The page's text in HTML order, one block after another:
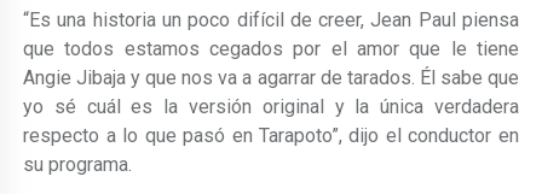
“Es una historia un poco difícil de creer, Jean Paul piensa
que todos estamos cegados por el amor que le tiene
Angie Jibaja y que nos va a agarrar de tarados. Él sabe que
yo sé cuál es la versión original y la única verdadera
respecto a lo que pasó en Tarapoto”, dijo el conductor en
su programa.